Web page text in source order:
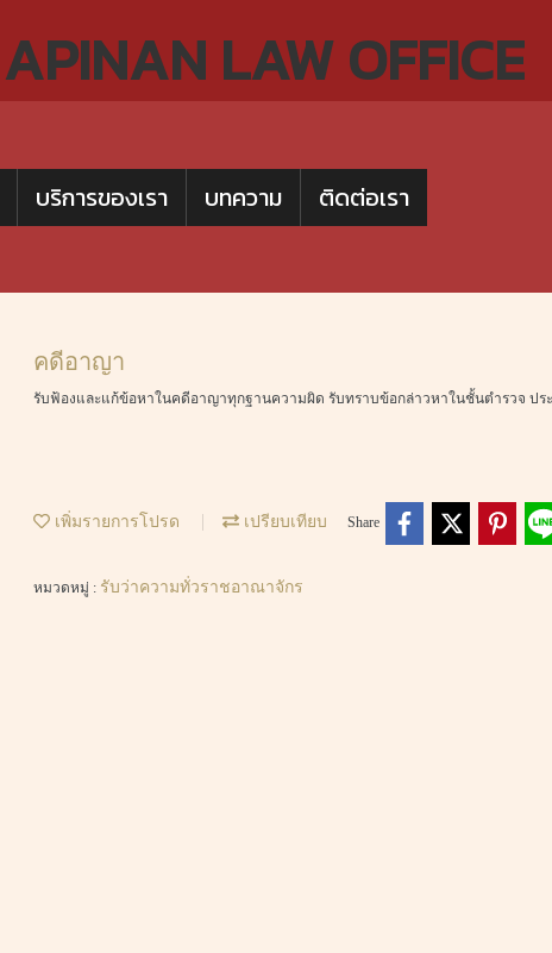
APINAN LAW OFFICE
บริการของเรา บทความ ติดต่อเรา
คดีอาญา
รับฟ้องและแก้ข้อหาในคดีอาญาทุกฐานความผิด รับทราบข้อกล่าวหาในชั้นตำรวจ ปร
เพิ่มรายการโปรด เปรียบเทียบ Share
หมวดหมู่ : รับว่าความทั่วราชอาณาจักร